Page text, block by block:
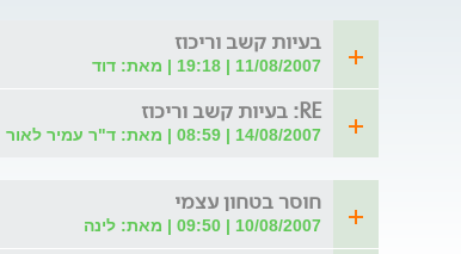
בעיות קשב וריכוז
11/08/2007 | 19:18 | מאת: דוד
RE: בעיות קשב וריכוז
14/08/2007 | 08:59 | מאת: ד"ר עמיר לאור
חוסר בטחון עצמי
10/08/2007 | 09:50 | מאת: לינה